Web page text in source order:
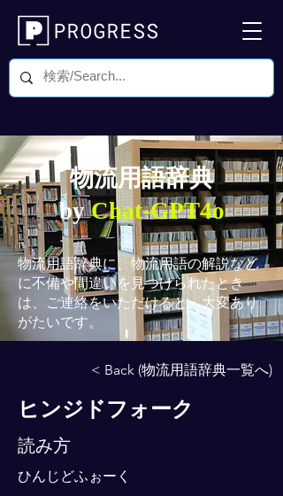
物流用語辞典
byChat-GPT4o
物流用語辞典に、物流用語の解説など
に不備や間違いを見つけられたとき
は、ご連絡をいただけると、大変あり
がたいです。
< Back (物流用語辞典一覧へ)
ヒンジドフォーク
読み方
ひんじどふぉーく